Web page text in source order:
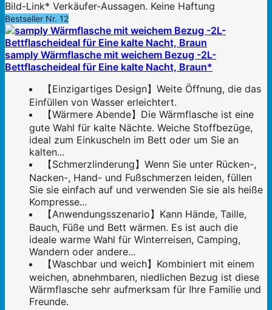
Bild-Link* Verkäufer-Aussagen. Keine Haftung
Bestseller Nr. 12
samply Wärmflasche mit weichem Bezug -2L-
Bettflascheideal für Eine kalte Nacht, Braun*
【Einzigartiges Design】Weite Öffnung, die das
Einfüllen von Wasser erleichtert.
【Wärmere Abende】Die Wärmflasche ist eine
gute Wahl für kalte Nächte. Weiche Stoffbezüge,
ideal zum Einkuscheln im Bett oder um Sie an
kalten...
【Schmerzlinderung】Wenn Sie unter Rücken-,
Nacken-, Hand- und Fußschmerzen leiden, füllen
Sie sie einfach auf und verwenden Sie sie als heiße
Kompresse...
【Anwendungsszenario】Kann Hände, Taille,
Bauch, Füße und Bett wärmen. Es ist auch die
ideale warme Wahl für Winterreisen, Camping,
Wandern oder andere...
【Waschbar und weich】Kombiniert mit einem
weichen, abnehmbaren, niedlichen Bezug ist diese
Wärmflasche sehr aufmerksam für Ihre Familie und
Freunde.